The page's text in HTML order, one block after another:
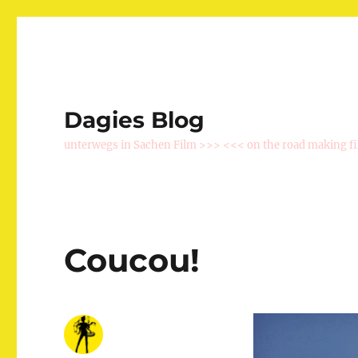
Dagies Blog
unterwegs in Sachen Film >>> <<< on the road making
Coucou!